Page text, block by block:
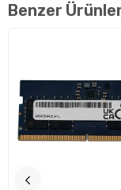
Görsel
Benzer